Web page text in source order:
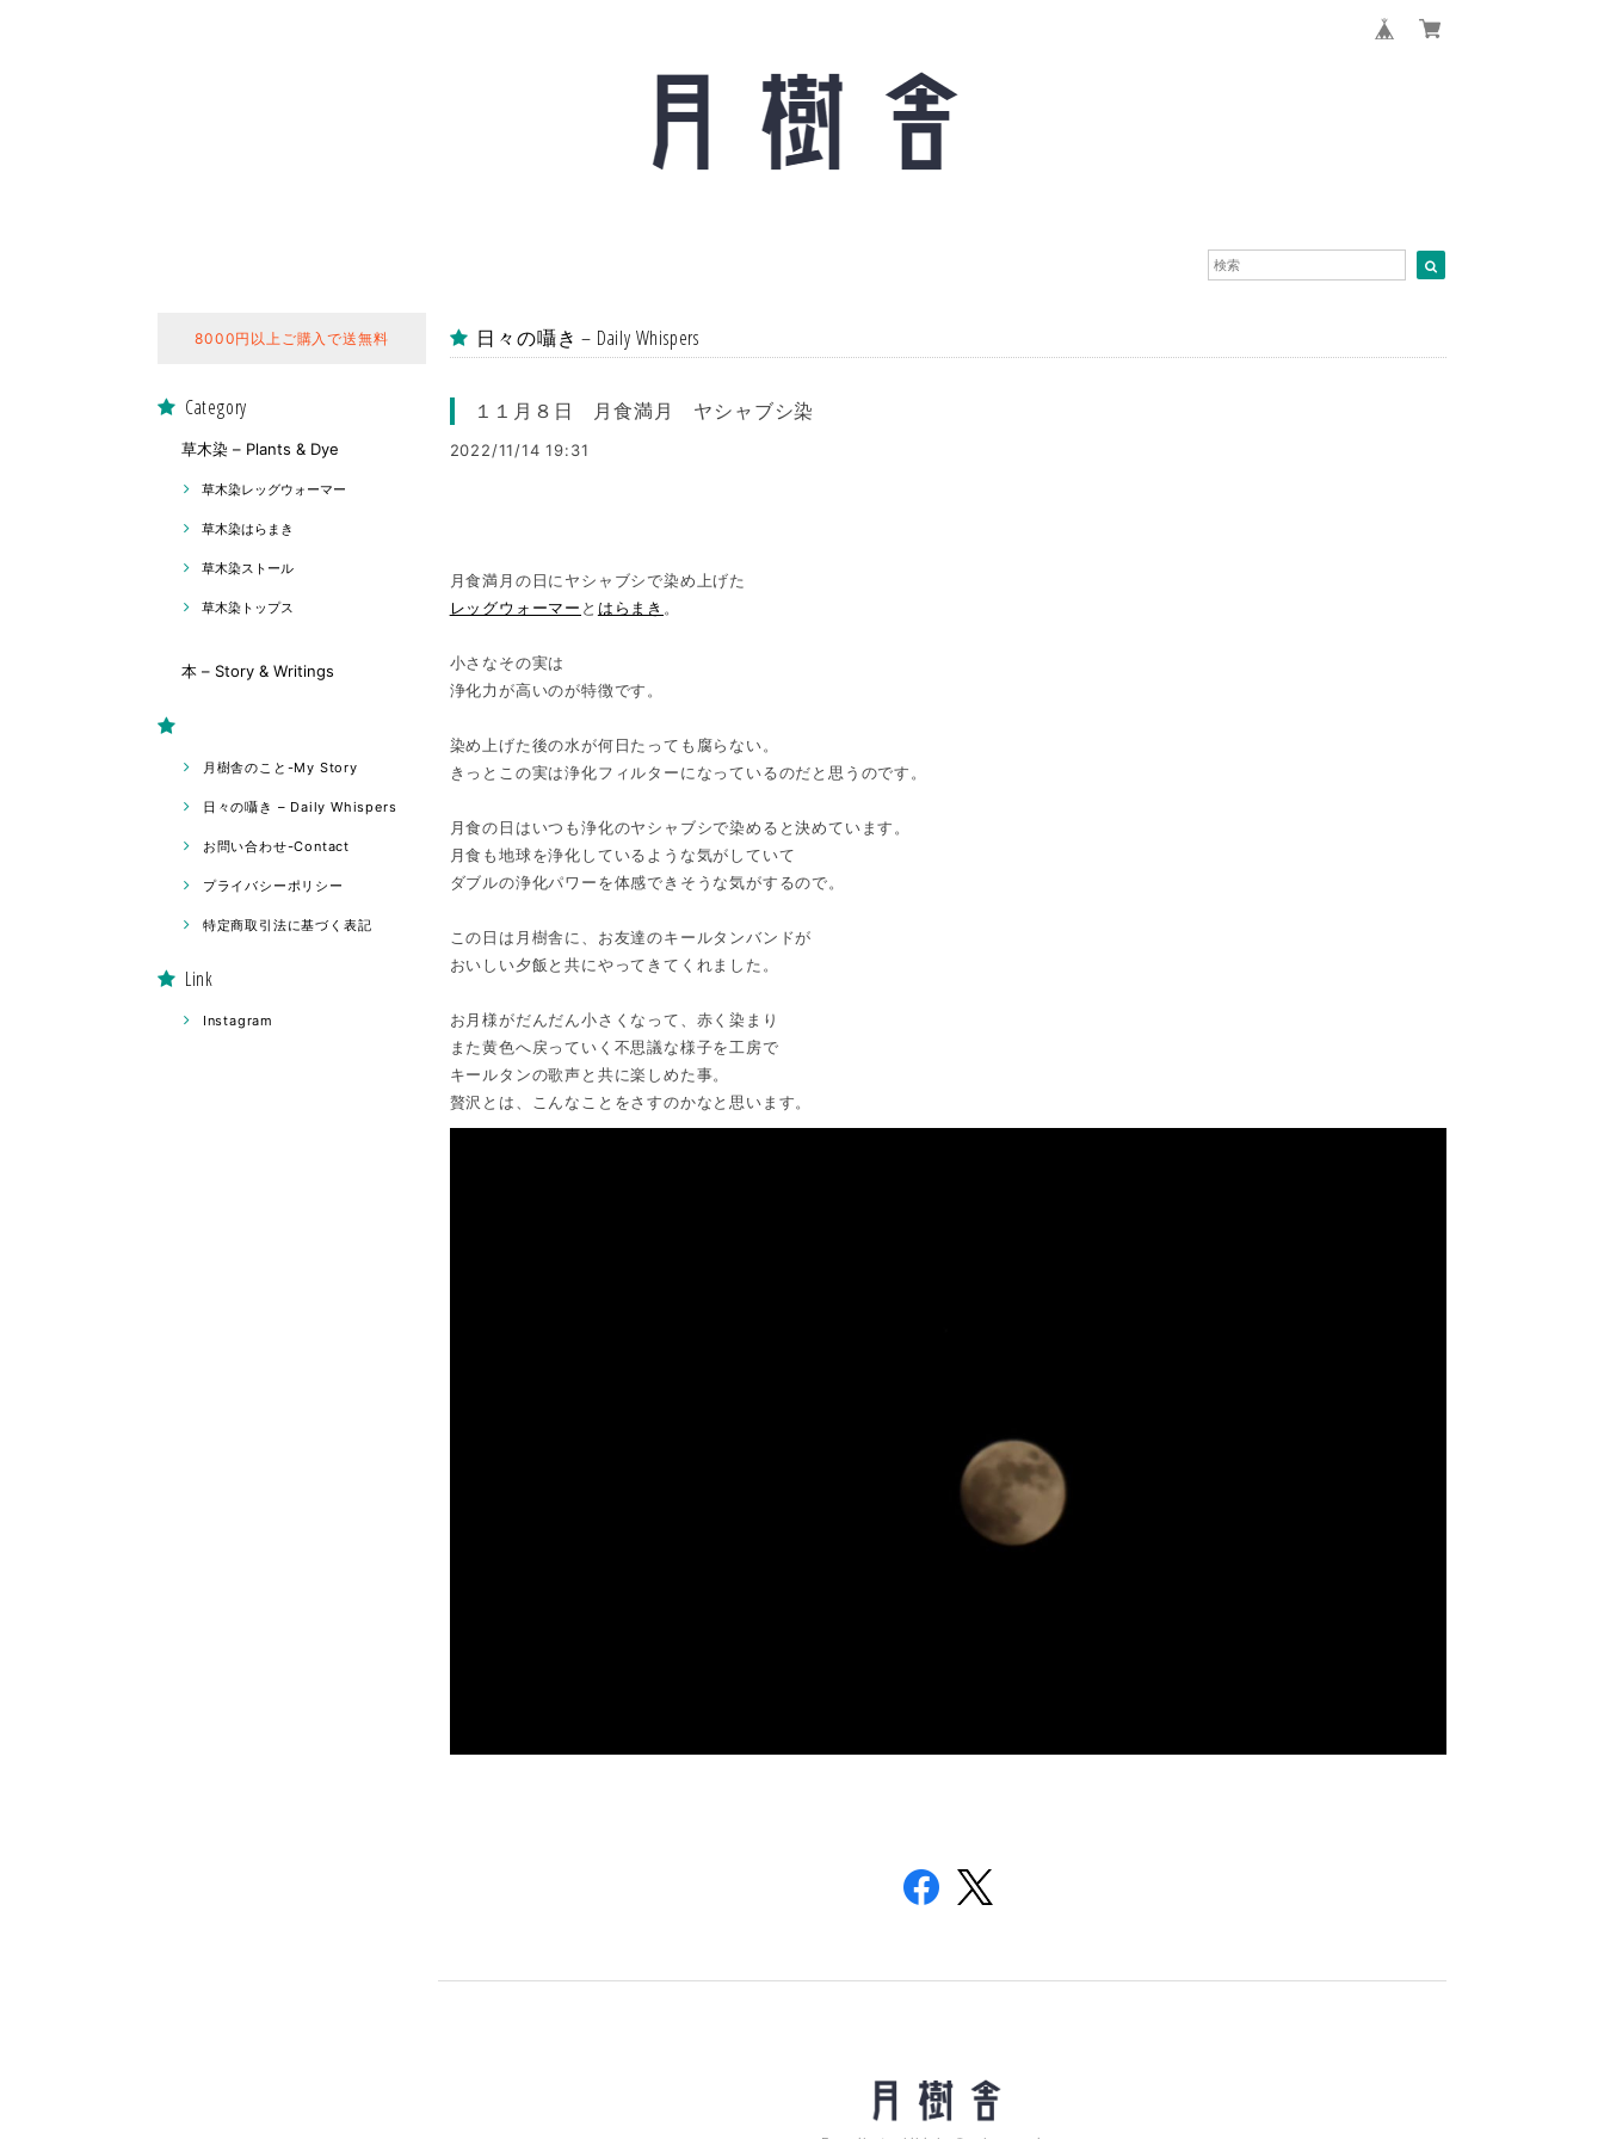
8000円以上ご購入で送無料
Category
草木染 – Plants & Dye
草木染レッグウォーマー
草木染はらまき
草木染ストール
草木染トップス
本 – Story & Writings
月樹舎のこと-My Story
日々の囁き – Daily Whispers
お問い合わせ-Contact
プライバシーポリシー
特定商取引法に基づく表記
Link
Instagram
日々の囁き – Daily Whispers
１１月８日 月食満月 ヤシャブシ染
2022/11/14 19:31
月食満月の日にヤシャブシで染め上げた
レッグウォーマー と はらまき 。
小さなその実は
浄化力が高いのが特徴です。
染め上げた後の水が何日たっても腐らない。
きっとこの実は浄化フィルターになっているのだと思うのです。
月食の日はいつも浄化のヤシャブシで染めると決めています。
月食も地球を浄化しているような気がしていて
ダブルの浄化パワーを体感できそうな気がするので。
この日は月樹舎に、お友達のキールタンバンドが
おいしい夕飯と共にやってきてくれました。
お月様がだんだん小さくなって、赤く染まり
また黄色へ戻っていく不思議な様子を工房で
キールタンの歌声と共に楽しめた事。
贅沢とは、こんなことをさすのかなと思います。